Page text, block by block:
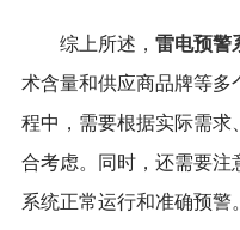
综上所述， 雷电预警
术含量和供应商品牌等多
程中，需要根据实际需求
合考虑。同时，还需要注
系统正常运行和准确预警